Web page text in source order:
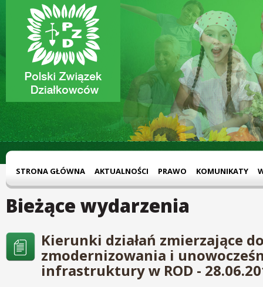
STRONA GŁÓWNA AKTUALNOŚCI PRAWO KOMUNIKATY
Bieżące wydarzenia
Kierunki działań zmierzające
zmodernizowania i
infrastruktury w ROD -